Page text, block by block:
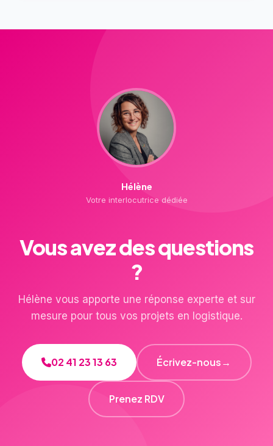
Vous avez des questions
?
Hélène vous apporte une réponse experte et sur
mesure pour tous vos projets en logistique.
02 41 23 13 63 Écrivez-nous→
Prenez RDV
Hélène
Votre interlocutrice dédiée